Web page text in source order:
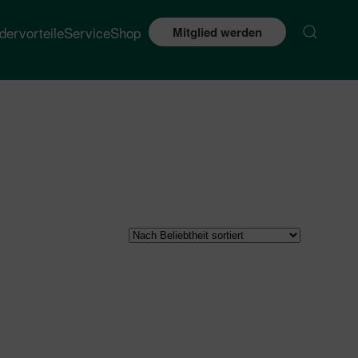
ServiceShop Mitglied werden